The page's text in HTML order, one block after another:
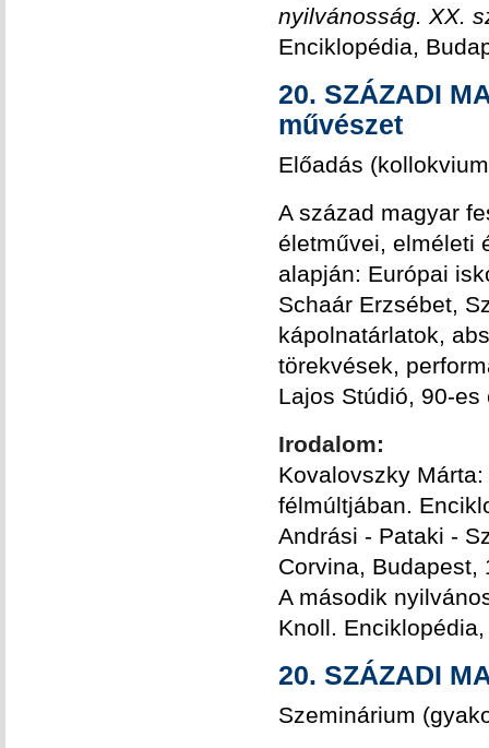
nyilvánosság. XX.
Enciklopédia,
20. SZÁZADI
művészet
Előadás
A század magyar
életművei, elméleti
alapján: Európai
Schaár Erzsébet,
kápolnatárlatok,
törekvések,
Lajos Stúdió, 90-
Irodalom:
Kovalovszky
félmúltjában.
Andrási - Pataki -
Corvina, Budapest,
A második
Knoll.
20. SZÁZADI
Szeminárium